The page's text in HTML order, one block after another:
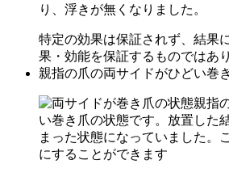
り、浮きが無くなりました。
特定の効果は保証されず、結果
果・効能を保証するものではあ
親指の爪の両サイドがひどい巻
親指
い巻き爪の状態です。放置した
まった状態になっていました。
にすることができます